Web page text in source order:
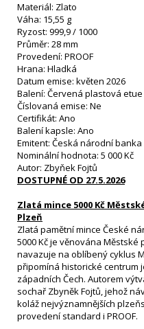
Materiál: Zlato
Váha: 15,55 g
Ryzost: 999,9 / 1000
Průměr: 28 mm
Provedení: PROOF
Hrana: Hladká
Datum emise: květen 2026
Balení: Červená plastová etue
Číslovaná emise: Ne
Certifikát: Ano
Balení kapsle: Ano
Emitent: Česká národní banka
Nominální hodnota: 5 000 Kč
Autor: Zbyňek Fojtů
DOSTUPNÉ OD 27.5.2026
Zlatá mince 5000 Kč
Plzeň
Zlatá pamětní mince České
5000 Kč je věnována
navazuje na oblíbený cyklus
připomíná historické centrum
západních Čech. Autorem
sochař Zbyněk Fojtů, jehož
koláž nejvýznamnějších
provedení standard i PROOF.